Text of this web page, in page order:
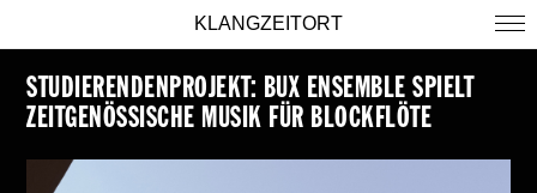
KLANGZEITORT
STUDIERENDENPROJEKT: BUX ENSEMBLE SPIELT
ZEITGENÖSSISCHE MUSIK FÜR BLOCKFLÖTE